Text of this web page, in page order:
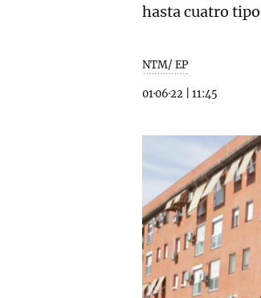
hasta cuatro
NTM/ EP
01·06·22 11:45